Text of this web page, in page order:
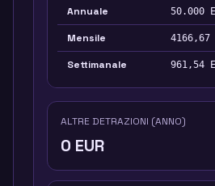
Annuale 50.000
Mensile 4166,67
Settimanale 961,54
ALTRE DETRAZIONI (ANNO)
0 EUR